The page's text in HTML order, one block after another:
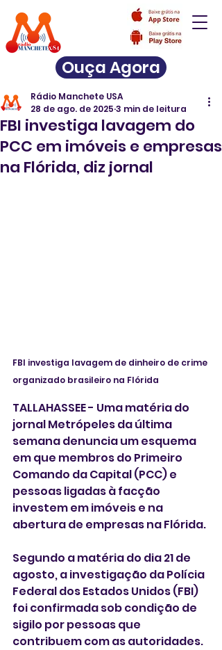
Ouça Agora
FBI investiga lavagem do
PCC em imóveis e empresas
na Flórida, diz jornal
Rádio Manchete USA
28 de ago. de 2025 3 min de leitura
FBI investiga lavagem de dinheiro de crime
organizado brasileiro na Flórida
TALLAHASSEE - Uma matéria do
jornal Metrópeles da última
semana denuncia um esquema
em que membros do Primeiro
Comando da Capital (PCC) e
pessoas ligadas à facção
investem em imóveis e na
abertura de empresas na Flórida.
Segundo a matéria do dia 21 de
agosto, a investigação da Polícia
Federal dos Estados Unidos (FBI)
foi confirmada sob condição de
sigilo por pessoas que
contribuem com as autoridades.